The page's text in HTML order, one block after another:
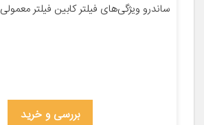
ساندرو ویژگی‌های فیلتر کابین فیلتر معمولی
بررسی و خرید